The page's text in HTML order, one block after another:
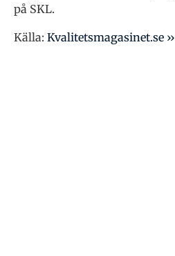
på SKL.
Källa: Kvalitetsmagasinet.se ››